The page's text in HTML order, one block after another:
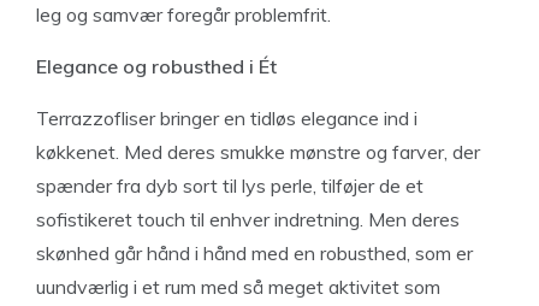
leg og samvær foregår problemfrit.
Elegance og robusthed i Ét
Terrazzofliser bringer en tidløs elegance ind i
køkkenet. Med deres smukke mønstre og farver, der
spænder fra dyb sort til lys perle, tilføjer de et
sofistikeret touch til enhver indretning. Men deres
skønhed går hånd i hånd med en robusthed, som er
uundværlig i et rum med så meget aktivitet som